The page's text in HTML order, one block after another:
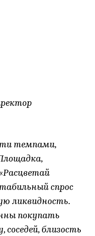
темпами,
спрос
ликвидность.
покупать
близость